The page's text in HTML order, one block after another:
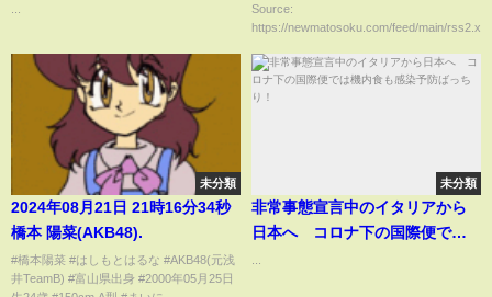
Source:
https://newmatosoku.com/feed/main/
未分類
2024年08月21日 21時16分34秒
橋本 陽菜(AKB48).
#橋本陽菜 #はしもとはるな #AKB48(元浅
井TeamB) #富山県出身 #2000年05月25日
未分類
非常事態宣言中のイタリアから
日本へ コロナ下の国際便では